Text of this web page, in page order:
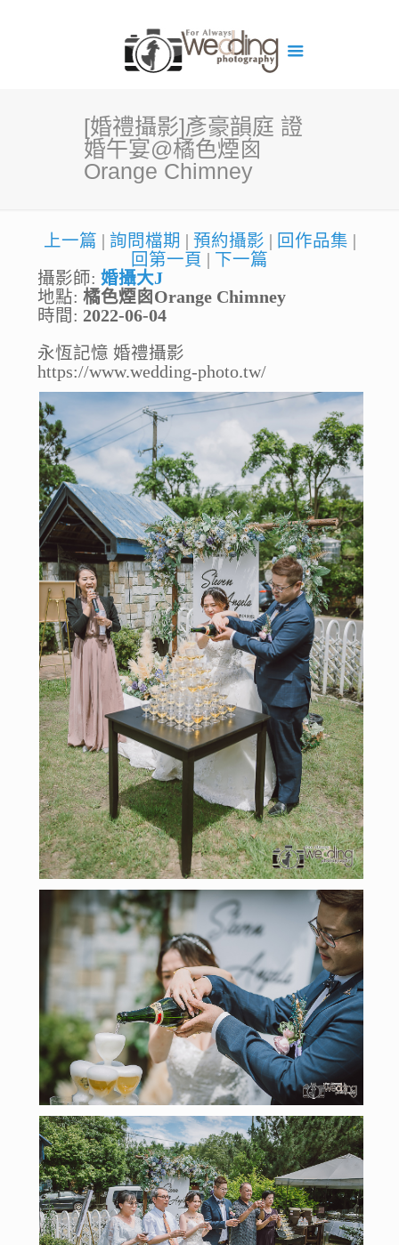
[婚禮攝影]彥豪韻庭 證
婚午宴@橘色煙囪
Orange Chimney
上一篇 詢問檔期 預約攝影 回作品集
回第一頁
下一篇
攝影師: 婚攝大J
地點: 橘色煙囪Orange Chimney
時間: 2022-06-04
永恆記憶 婚禮攝影
https://www.wedding-photo.tw/